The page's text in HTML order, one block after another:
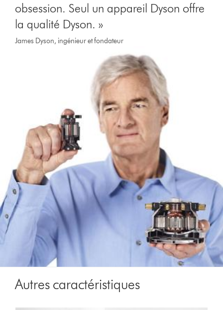
obsession. Seul un appareil Dyson offre
la qualité Dyson. »
James Dyson, ingénieur et fondateur
Autres caractéristiques